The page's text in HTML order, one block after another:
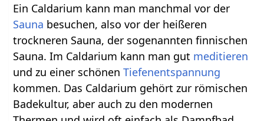
Ein Caldarium kann man manchmal vor der
Sauna besuchen, also vor der heißeren
trockneren Sauna, der sogenannten finnischen
Sauna. Im Caldarium kann man gut meditieren
und zu einer schönenTiefenentspannung
kommen. Das Caldarium gehört zur römischen
Badekultur, aber auch zu den modernen